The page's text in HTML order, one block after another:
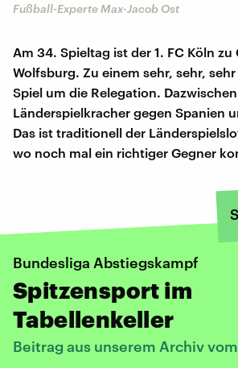
Fußball-Experte Max-Jacob Ost
Am 34. Spieltag ist der 1. FC Köln zu
Wolfsburg. Zu einem sehr, sehr,
Spiel um die Relegation.
Länderspielkracher gegen Spanien
Das ist traditionell der
wo noch mal ein richtiger Gegner
Bundesliga Abstiegskampf
Spitzensport im
Tabellenkeller
Beitrag aus unserem Archiv